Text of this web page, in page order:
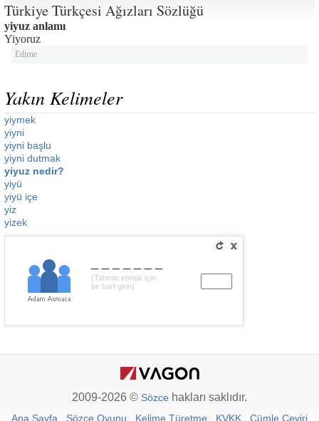
Türkiye Türkçesi Ağızları Sözlüğü
yiyuz anlamı
Yiyoruz
Edirne
Yakın Kelimeler
yiymek
yiyni
yiyni başlu
yiyni dutmak
yiyuz nedir?
yiyü
yiyü içe
yiz
yizek
(Tahmin etmek için
bir harf girin)
2009-2026 © Sözce hakları saklıdır.
Ana Sayfa Sözce Oyunu Kelime Türetme KVKK Cümle Çeviri